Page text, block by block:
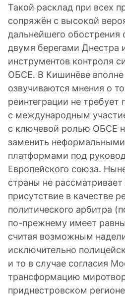
Такой расклад при всех
сопряжён с высокой
дальнейшего
двумя берегами Днестра
инструментов контроля
ОБСЕ. В Кишинёве вполне
озвучиваются мнения о
реинтеграции не
с международным
с ключевой ролью ОБСЕ
заменить
платформами под
Европейского союза.
страны не
присутствие в качестве
политического арбитра
по-прежнему имеет
считая возможным
исключительно
и то в случае согласия
трансформацию
приднестровском